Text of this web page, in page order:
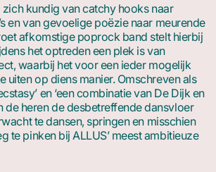
kundig van catchy hooks naar
en van gevoelige poëzie naar meurende
afkomstige poprock band stelt hierbij
het optreden een plek is van
waarbij het voor een ieder mogelijk
uiten op diens manier. Omschreven als
en ‘een combinatie van De Dijk en
de heren de desbetreffende dansvloer
te dansen, springen en misschien
te pinken bij ALLUS’ meest ambitieuze